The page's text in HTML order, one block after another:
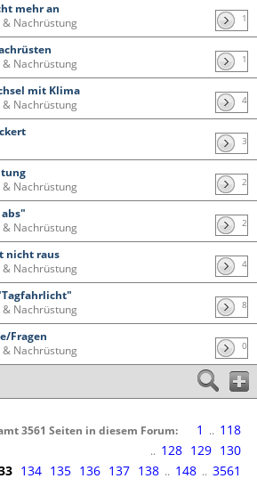
mehr an
& Nachrüstung
1
& Nachrüstung
1
mit Klima
& Nachrüstung
4
3
& Nachrüstung
2
& Nachrüstung
2
nicht raus
& Nachrüstung
4
& Nachrüstung
8
Fragen
& Nachrüstung
0
3561 Seiten in diesem Forum: 1 .. 118
.. 128 129 130
134 135 136 137 138 .. 148 .. 3561